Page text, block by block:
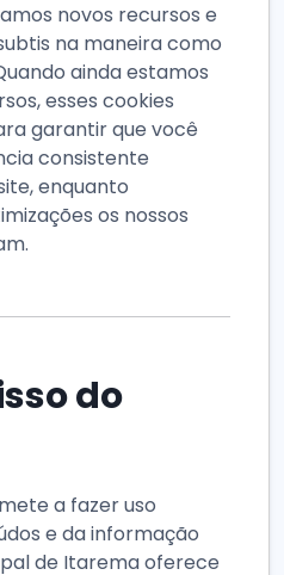
novos recursos e
na maneira como
ainda estamos
esses cookies
garantir que você
consistente
enquanto
os nossos
do
a fazer uso
e da informação
de Itarema oferece